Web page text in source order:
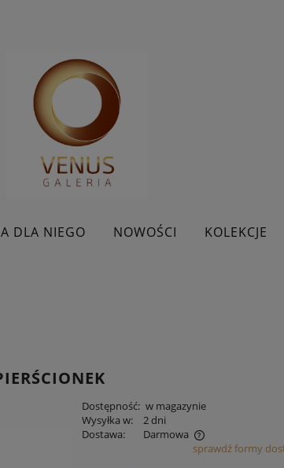
DLA NIEGO NOWOŚCI KOLEKCJE
Dostępność: w magazynie
Wysyłka w:
2 dni
Dostawa:
Darmowa
sprawdź formy